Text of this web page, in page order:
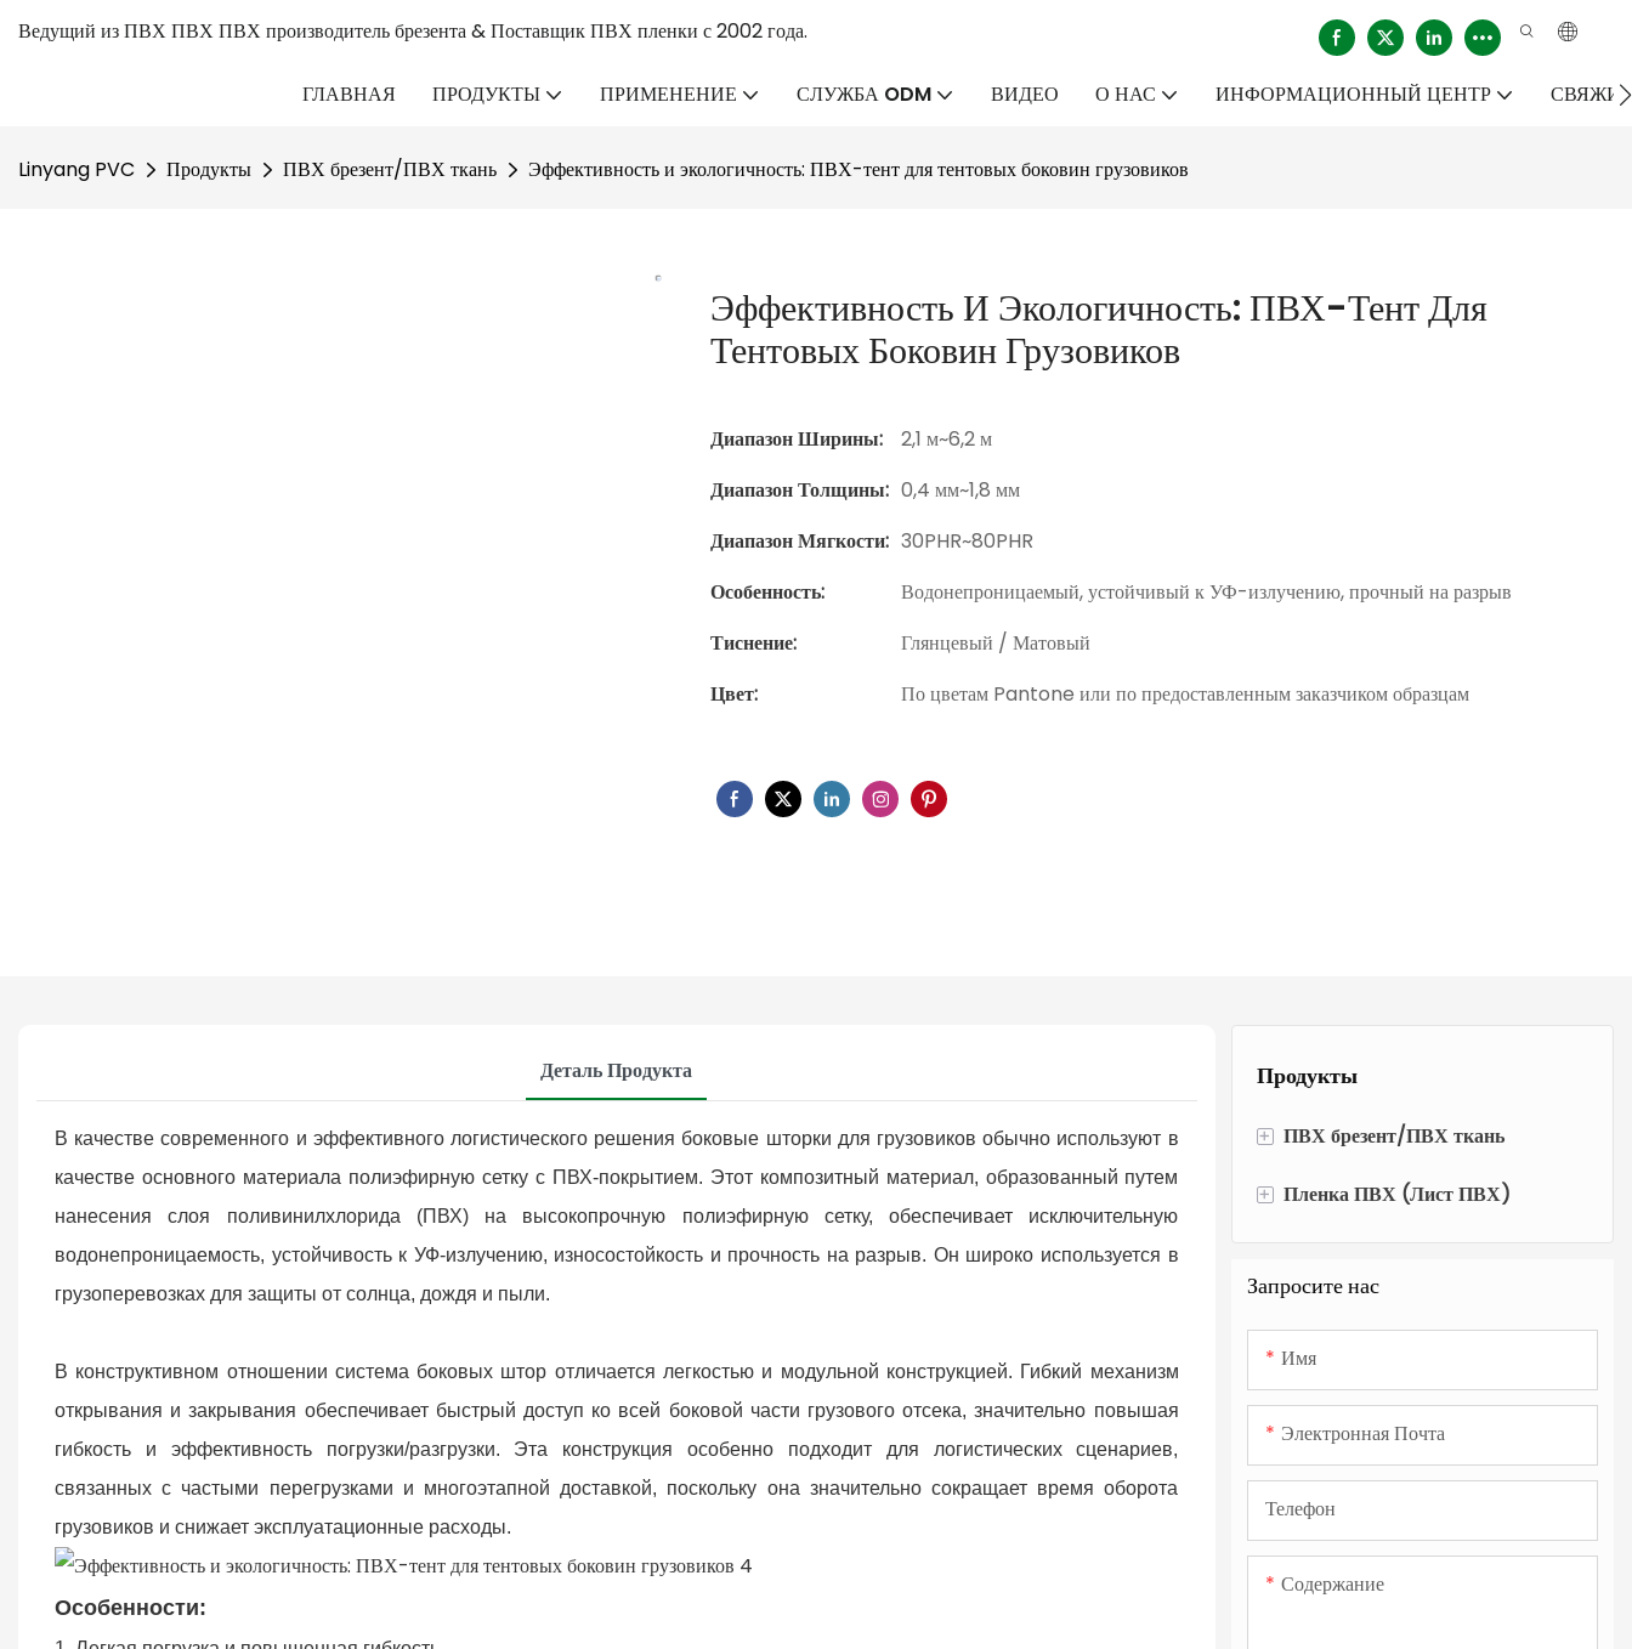
Ведущий из ПВХ ПВХ ПВХ производитель брезента & Поставщик ПВХ пленки с 2002 года.
ГЛАВНАЯ ПРОДУКТЫ ПРИМЕНЕНИЕ СЛУЖБА ODM ВИДЕО О НАС ИНФОРМАЦИОННЫЙ ЦЕНТР
Linyang PVC Продукты ПВХ брезент/ПВХ ткань Эффективность и экологичность: ПВХ-тент для тентовых боковин грузовиков
Эффективность И Экологичность: ПВХ-Тент Для
Тентовых Боковин Грузовиков
Диапазон Ширины:
2,1 м~6,2 м
Диапазон Толщины: 0,4 мм~1,8 мм
Диапазон Мягкости: 30PHR~80PHR
Особенность:
Водонепроницаемый, устойчивый к УФ-излучению, прочный на разрыв
Тиснение:
Глянцевый / Матовый
Цвет:
По цветам Pantone или по предоставленным заказчиком образцам
Деталь Продукта
В качестве современного и эффективного логистического решения боковые шторки для грузовиков обычно используют в
качестве основного материала полиэфирную сетку с ПВХ-покрытием. Этот композитный материал, образованный путем
нанесения слоя поливинилхлорида (ПВХ) на высокопрочную полиэфирную сетку, обеспечивает исключительную
водонепроницаемость, устойчивость к УФ-излучению, износостойкость и прочность на разрыв. Он широко используется в
грузоперевозках для защиты от солнца, дождя и пыли.
В конструктивном отношении система боковых штор отличается легкостью и модульной конструкцией. Гибкий механизм
открывания и закрывания обеспечивает быстрый доступ ко всей боковой части грузового отсека, значительно повышая
гибкость и эффективность погрузки/разгрузки. Эта конструкция особенно подходит для логистических сценариев,
связанных с частыми перегрузками и многоэтапной доставкой, поскольку она значительно сокращает время оборота
грузовиков и снижает эксплуатационные расходы.
Особенности:
Продукты
+ ПВХ брезент/ПВХ ткань
Рулон брезента из ПВХ-ткани
ПВХ палатка брезент
Брезент с ПВХ-покрытием
Гибкий баннерный материал
Красочный брезент из ПВХ
Ламинированный брезент из ПВХ
ПВХ виниловый брезент
+ Пленка ПВХ (Лист ПВХ)
Прозрачная пленка ПВХ
ПВХ
Полупрозрачный лист ПВХ
Запросите нас
Имя
Электронная Почта
Телефон
Содержание